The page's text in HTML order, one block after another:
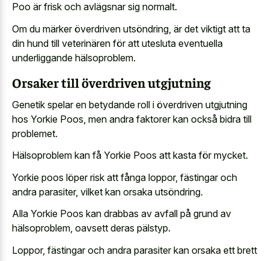
Poo är frisk och avlägsnar sig normalt.
Om du märker överdriven utsöndring, är det viktigt att ta
din hund till veterinären för att utesluta eventuella
underliggande hälsoproblem.
Orsaker till överdriven utgjutning
Genetik spelar en betydande roll i överdriven utgjutning
hos Yorkie Poos, men andra faktorer kan också bidra till
problemet.
Hälsoproblem kan få Yorkie Poos att kasta för mycket.
Yorkie poos löper risk att fånga loppor, fästingar och
andra parasiter, vilket kan orsaka utsöndring.
Alla Yorkie Poos kan drabbas av avfall på grund av
hälsoproblem, oavsett deras pälstyp.
Loppor, fästingar och andra parasiter kan orsaka ett brett